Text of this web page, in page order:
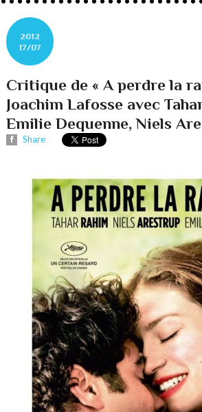
2012
17/07
Critique de « A perdre la
Joachim Lafosse avec
Emilie Dequenne, Niels
Share